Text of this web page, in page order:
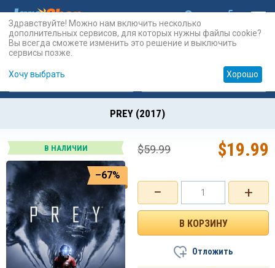
Карты Prepaid
PREY (2017)
В НАЛИЧИИ
–67%
+
−
$19.99
$59.99
Отложить
Здравствуйте! Можно нам включить несколько
дополнительных сервисов, для которых нужны файлы cookie?
Вы всегда сможете изменить это решение и выключить
сервисы позже.
Хочу выбрать Хорошо